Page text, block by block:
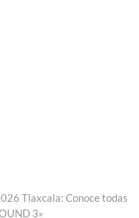
Tlaxcala: Conoce todas
3»